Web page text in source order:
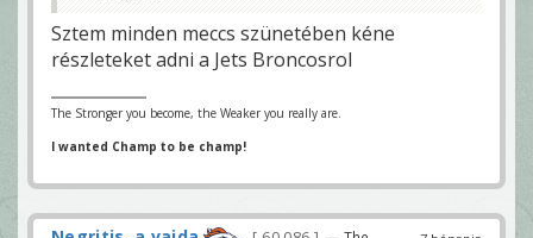
Sztem minden meccs szünetében kéne
részleteket adni a Jets Broncosrol
The Stronger you become, the Weaker you really are.
I wanted Champ to be champ!